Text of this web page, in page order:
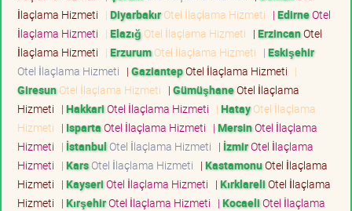
İlaçlama Hizmeti | DiyarbakırOtel İlaçlama Hizmeti | EdirneOtel
İlaçlama Hizmeti | Elazığ Otel İlaçlama Hizmeti | ErzincanOtel
İlaçlama Hizmeti | ErzurumOtel İlaçlama Hizmeti | Eskişehir
Otel İlaçlama Hizmeti | GaziantepOtel İlaçlama Hizmeti |
GiresunOtel İlaçlama Hizmeti | GümüşhaneOtel İlaçlama
Hizmeti | HakkariOtel İlaçlama Hizmeti | HatayOtel İlaçlama
Hizmeti | IspartaOtel İlaçlama Hizmeti | MersinOtel İlaçlama
Hizmeti | İstanbul Otel İlaçlama Hizmeti | İzmirOtel İlaçlama
Hizmeti | KarsOtel İlaçlama Hizmeti | KastamonuOtel İlaçlama
Hizmeti | KayseriOtel İlaçlama Hizmeti | KırklareliOtel İlaçlama
Hizmeti | KırşehirOtel İlaçlama Hizmeti | KocaeliOtel İlaçlama